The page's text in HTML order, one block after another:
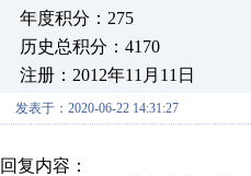
年度积分：275
历史总积分：4170
注册：2012年11月11日
发表于：2020-06-22 14:31:27
回复内容：